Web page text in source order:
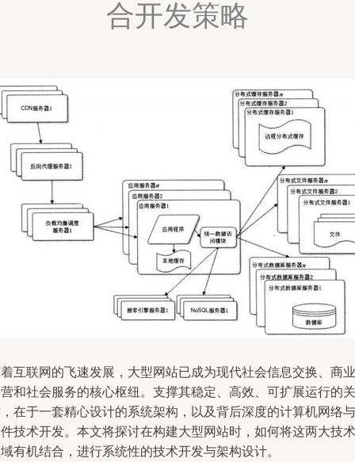
合开发策略
互联网的飞速发展，大型网站已成为现代社会信息交换、商业
和社会服务的核心枢纽。支撑其稳定、高效、可扩展运行的关
在于一套精心设计的系统架构，以及背后深度的计算机网络与
技术开发。本文将探讨在构建大型网站时，如何将这两大技术
有机结合，进行系统性的技术开发与架构设计。